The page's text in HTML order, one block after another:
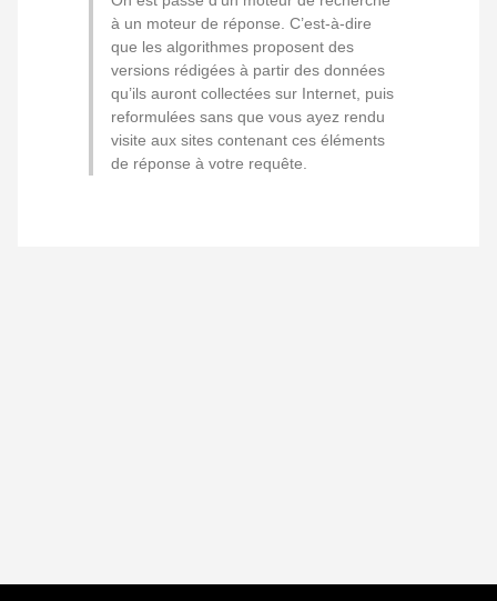
à un moteur de réponse. C’est-à-dire
que les algorithmes proposent des
versions rédigées à partir des données
qu’ils auront collectées sur Internet, puis
reformulées sans que vous ayez rendu
visite aux sites contenant ces éléments
de réponse à votre requête.